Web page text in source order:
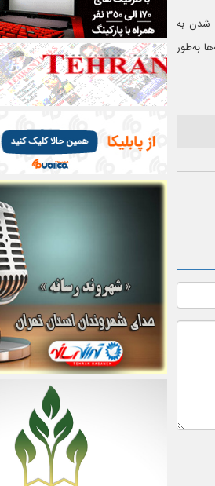
شدن به
به‌طور